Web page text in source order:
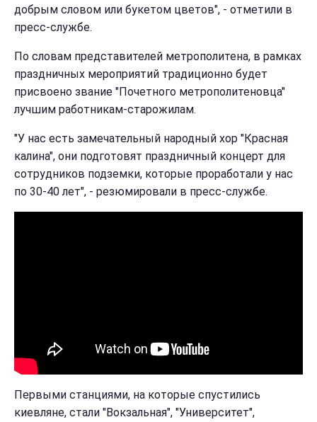
добрым словом или букетом цветов", - отметили в
пресс-службе.
По словам представителей метрополитена, в рамках
праздничных мероприятий традиционно будет
присвоено звание "Почетного метрополитеновца"
лучшим работникам-старожилам.
"У нас есть замечательный народный хор "Красная
калина", они подготовят праздничный концерт для
сотрудников подземки, которые проработали у нас
по 30-40 лет", - резюмировали в пресс-службе.
Первыми станциями, на которые спустились
киевляне, стали "Вокзальная", "Университет",